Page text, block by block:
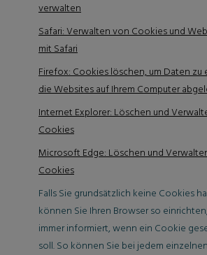
verwalten
Safari: Verwalten von Cookies und
mit Safari
Firefox: Cookies löschen, um Daten
die Websites auf Ihrem Computer
Internet Explorer: Löschen und
Cookies
Microsoft Edge: Löschen und
Cookies
Falls Sie grundsätzlich keine Cookies
können Sie Ihren Browser so
immer informiert, wenn ein Cookie
soll. So können Sie bei jedem